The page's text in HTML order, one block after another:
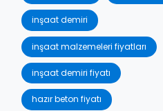
inşaat demiri
inşaat malzemeleri fiyatları
inşaat demiri fiyatı
hazır beton fiyatı